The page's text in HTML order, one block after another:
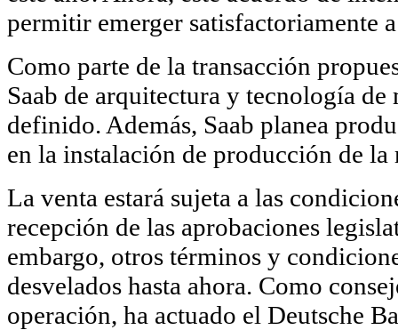
permitir emerger satisfactoriamente
Como parte de la transacción
Saab de arquitectura y tecnología
definido. Además, Saab planea
en la instalación de producción de
La venta estará sujeta a las
recepción de las aprobaciones
embargo, otros términos y
desvelados hasta ahora. Como
operación, ha actuado el Deutsche